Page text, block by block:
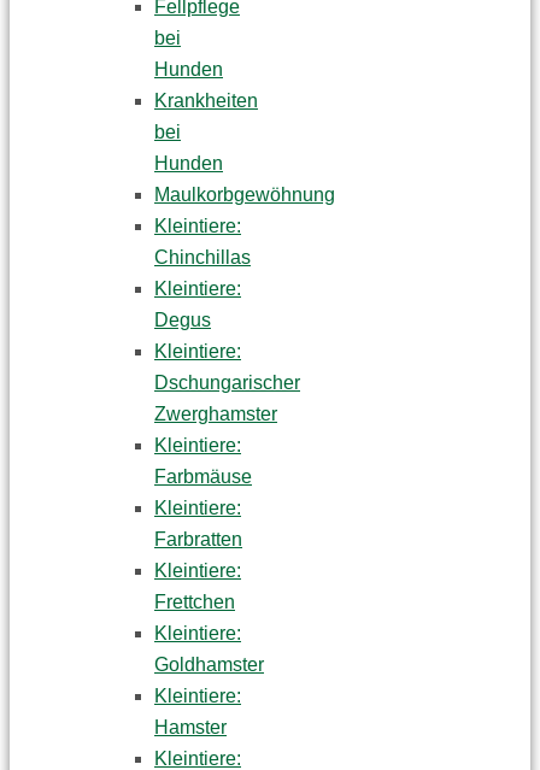
Fellpflege
bei
Hunden
Krankheiten
bei
Hunden
Maulkorbgewöhnung
Kleintiere:
Chinchillas
Kleintiere:
Degus
Kleintiere:
Dschungarischer
Zwerghamster
Kleintiere:
Farbmäuse
Kleintiere:
Farbratten
Kleintiere:
Frettchen
Kleintiere:
Goldhamster
Kleintiere:
Hamster
Kleintiere: